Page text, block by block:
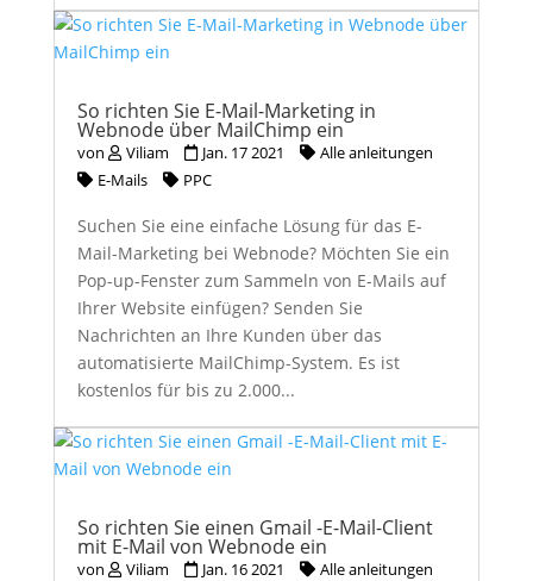
So richten Sie E-Mail-Marketing in
Webnode über MailChimp ein
von Viliam Jan. 17 2021
Alle anleitungen
E-Mails
PPC
Suchen Sie eine einfache Lösung für das E-
Mail-Marketing bei Webnode? Möchten Sie ein
Pop-up-Fenster zum Sammeln von E-Mails auf
Ihrer Website einfügen? Senden Sie
Nachrichten an Ihre Kunden über das
automatisierte MailChimp-System. Es ist
kostenlos für bis zu 2.000...
So richten Sie einen Gmail -E-Mail-Client
mit E-Mail von Webnode ein
von Viliam Jan. 16 2021
Alle anleitungen